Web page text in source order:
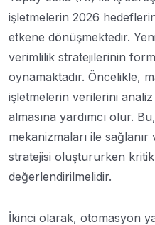
işletmelerin 2026
etkene dönüşmektedir.
verimlilik stratejilerinin
oynamaktadır. Öncelikle,
işletmelerin verilerini
almasına yardımcı olur.
mekanizmaları ile
stratejisi oluştururken
değerlendirilmelidir.
İkinci olarak, otomasyon